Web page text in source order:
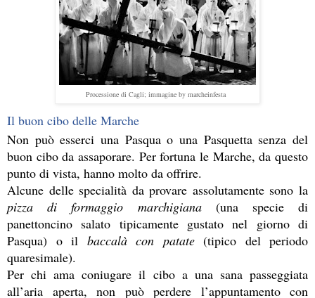
Processione di Cagli; immagine by marcheinfesta
Il buon cibo delle Marche
Non può esserci una Pasqua o una Pasquetta senza del
buon cibo da assaporare. Per fortuna le Marche, da questo
punto di vista, hanno molto da offrire.
pizza di formaggio marchigiana (una specie di
panettoncino salato tipicamente gustato nel giorno di
Pasqua) o il baccalà con patate (tipico del periodo
quaresimale).
Per chi ama coniugare il cibo a una sana passeggiata